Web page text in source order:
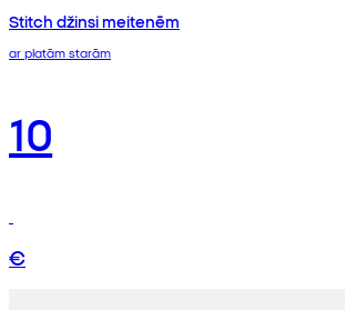
Stitch džinsi meitenēm
ar platām starām
10
€